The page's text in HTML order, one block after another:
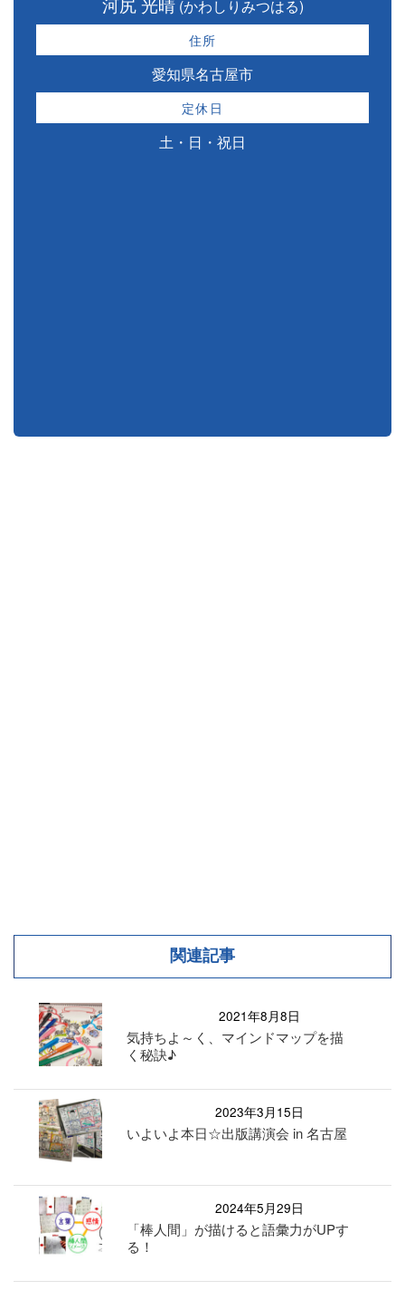
(かわしりみつはる)
住所
愛知県名古屋市
定休日
土・日・祝日
関連記事
2021年8月8日
気持ちよ～く、マインドマップを描
く秘訣♪
2023年3月15日
いよいよ本日☆出版講演会 in 名古屋
2024年5月29日
「棒人間」が描けると語彙力がUPす
る！